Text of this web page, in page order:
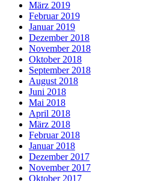
März 2019
Februar 2019
Januar 2019
Dezember 2018
November 2018
Oktober 2018
September 2018
August 2018
Juni 2018
Mai 2018
April 2018
März 2018
Februar 2018
Januar 2018
Dezember 2017
November 2017
Oktober 2017